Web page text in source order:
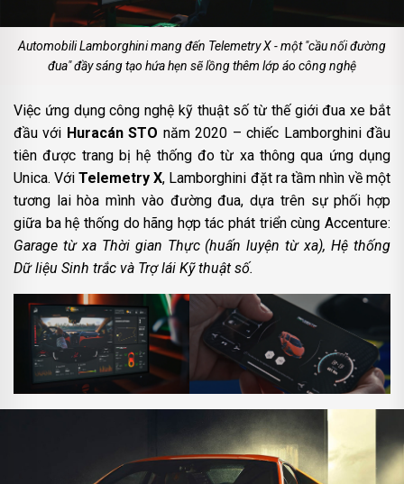
Automobili Lamborghini mang đến Telemetry X - một "cầu nối đường
đua" đầy sáng tạo hứa hẹn sẽ lồng thêm lớp áo công nghệ
Việc ứng dụng công nghệ kỹ thuật số từ thế giới đua xe bắt
đầu với Huracán STO năm 2020 – chiếc Lamborghini đầu
tiên được trang bị hệ thống đo từ xa thông qua ứng dụng
Unica. VớiTelemetry X, Lamborghini đặt ra tầm nhìn về một
tương lai hòa mình vào đường đua, dựa trên sự phối hợp
giữa ba hệ thống do hãng hợp tác phát triển cùng Accenture:
Garage từ xa Thời gian Thực (huấn luyện từ xa), Hệ thống
Dữ liệu Sinh trắc và Trợ lái Kỹ thuật số.